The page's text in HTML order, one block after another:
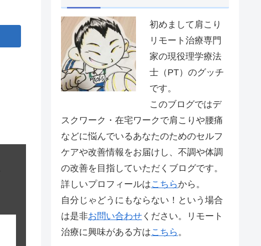
初めまして肩こり
リモート治療専門
家の現役理学療法
士（PT）のグッチ
です。
このブログではデ
スクワーク・在宅ワークで肩こりや腰痛
などに悩んでいるあなたのためのセルフ
ケアや改善情報をお届けし、不調や体調
の改善を目指していただくブログです。
詳しいプロフィールはこちら から。
自分じゃどうにもならない！という場合
は是非お問い合わせ ください。リモート
治療に興味がある方はこちら 。